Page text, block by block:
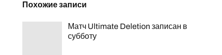
Похожие записи
Матч Ultimate Deletion записан в
субботу